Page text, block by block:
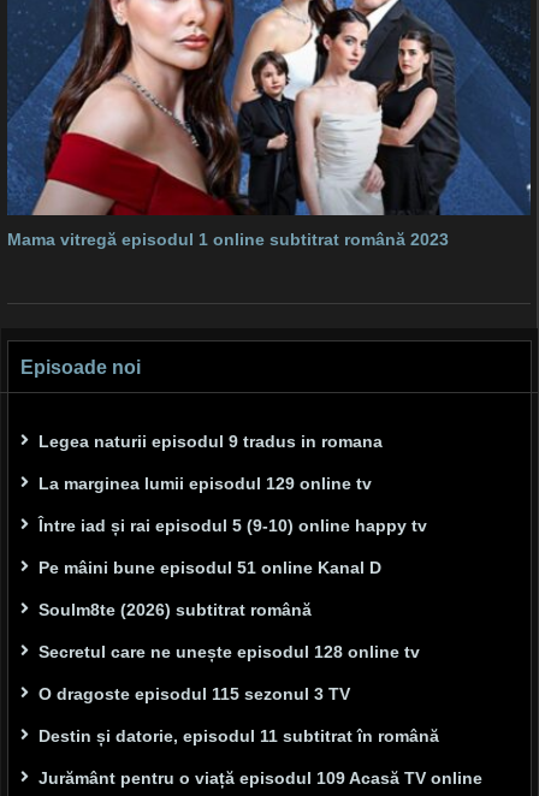
Mama vitregă episodul 1 online subtitrat română 2023
Episoade noi
Legea naturii episodul 9 tradus in romana
La marginea lumii episodul 129 online tv
Între iad și rai episodul 5 (9-10) online happy tv
Pe mâini bune episodul 51 online Kanal D
Soulm8te (2026) subtitrat română
Secretul care ne unește episodul 128 online tv
O dragoste episodul 115 sezonul 3 TV
Destin și datorie, episodul 11 subtitrat în română
Jurământ pentru o viață episodul 109 Acasă TV online